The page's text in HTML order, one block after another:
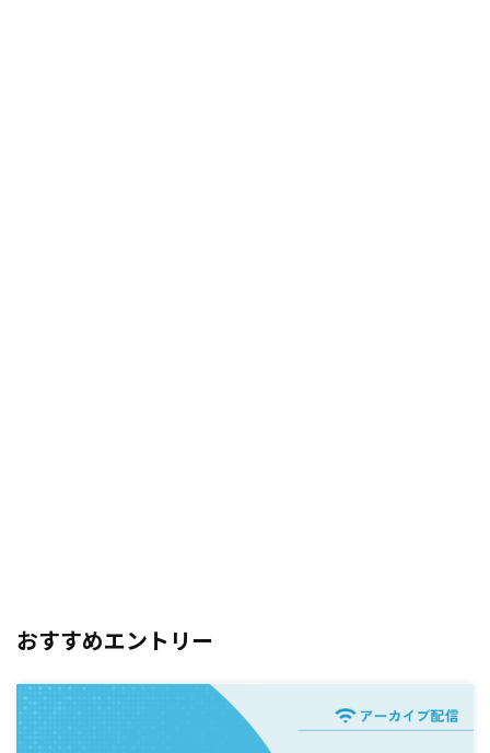
おすすめエントリー